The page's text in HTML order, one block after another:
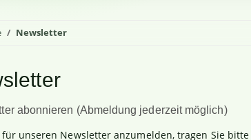
Newsletter
abonnieren (Abmeldung jederzeit möglich)
für unseren Newsletter anzumelden, tragen Sie